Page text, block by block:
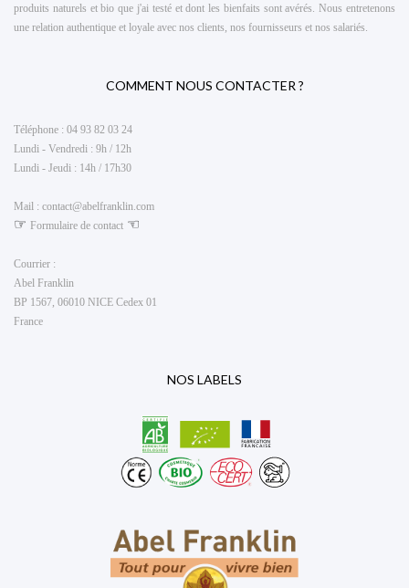
produits naturels et bio que j'ai testé et dont les bienfaits sont avérés. Nous entretenons
une relation authentique et loyale avec nos clients, nos fournisseurs et nos salariés.
COMMENT NOUS CONTACTER ?
Téléphone : 04 93 82 03 24
Lundi - Vendredi : 9h / 12h
Lundi - Jeudi : 14h / 17h30
Mail : contact@abelfranklin.com
☞ Formulaire de contact ☜
Courrier :
Abel Franklin
BP 1567, 06010 NICE Cedex 01
France
NOS LABELS